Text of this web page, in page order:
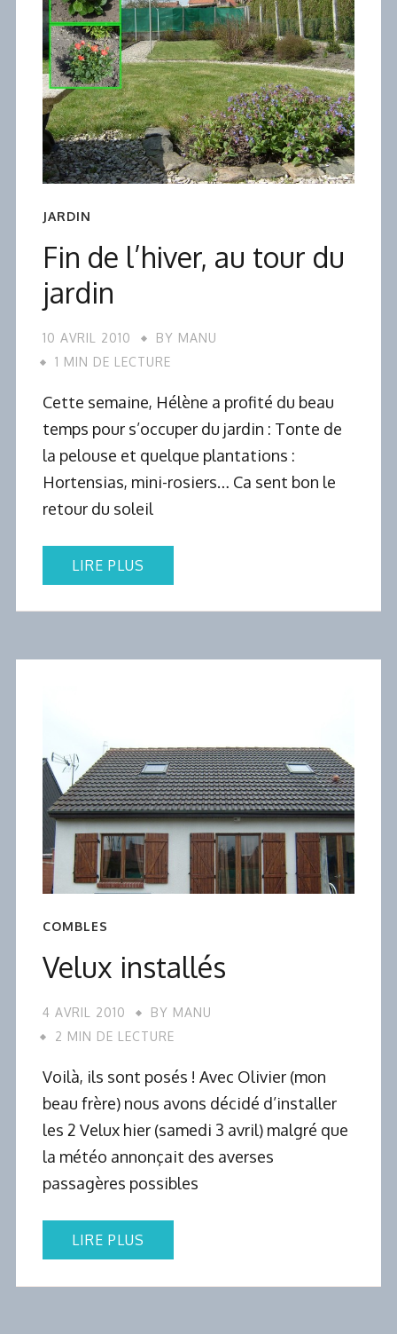
JARDIN
Fin de l’hiver, au tour du
jardin
10 AVRIL 2010 BY MANU
1 MIN DE LECTURE
Cette semaine, Hélène a profité du beau
temps pour s’occuper du jardin : Tonte de
la pelouse et quelque plantations :
Hortensias, mini-rosiers… Ca sent bon le
retour du soleil
LIRE PLUS
COMBLES
Velux installés
4 AVRIL 2010 BY MANU
2 MIN DE LECTURE
Voilà, ils sont posés ! Avec Olivier (mon
beau frère) nous avons décidé d’installer
les 2 Velux hier (samedi 3 avril) malgré que
la météo annonçait des averses
passagères possibles
LIRE PLUS